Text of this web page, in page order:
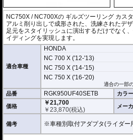
NC750X / NC700Xの ギルズツーリング カス
アルミ削り出しで成形された、洗練されたデ
足元をスタイリッシュに演出するだけでなく
イディングを実現します。
適合車種
HONDA
NC 700 X ('12-'13)
NC 750 X ('14-'15)
NC 750 X ('16-'20)
適合の一部
品番 RGK950UF40SETB カラー
価格
￥21,700
￥23,870(税込) メー
備考 ※車種別取付アダプタ(ライダー